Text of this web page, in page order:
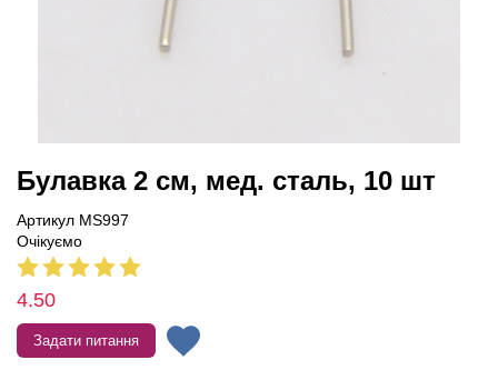
Булавка 2 см, мед. сталь, 10 шт
Артикул MS997
Очікуємо
4.50
Задати питання